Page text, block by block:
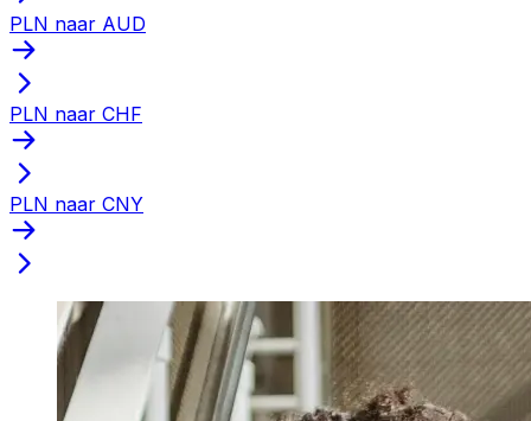
PLN naar AUD
PLN naar CHF
PLN naar CNY